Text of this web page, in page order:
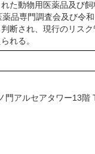
れた動物用医薬品及び
品専門調査会及び令
断され、現行のリス
れる。
アルセアタワー13階